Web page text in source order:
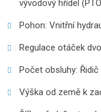
vývodový hřídel
Pohon: Vnitřní
Regulace otáček
Počet obsluhy:
Výška od země k